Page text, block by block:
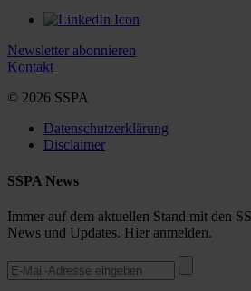
Newsletter abonnieren
Kontakt
© 2026 SSPA
Datenschutzerklärung
Disclaimer
SSPA News
Immer auf dem aktuellen Stand mit den
News und Updates. Hier anmelden.